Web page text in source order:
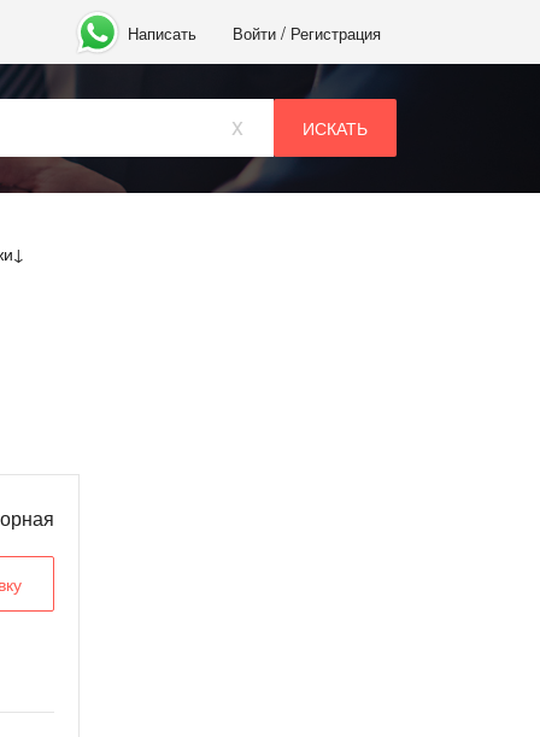
Написать Войти / Регистрация
x